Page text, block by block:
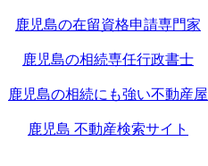
鹿児島の在留資格申請専門家
鹿児島の相続専任行政書士
鹿児島の相続にも強い不動産屋
鹿児島 不動産検索サイト